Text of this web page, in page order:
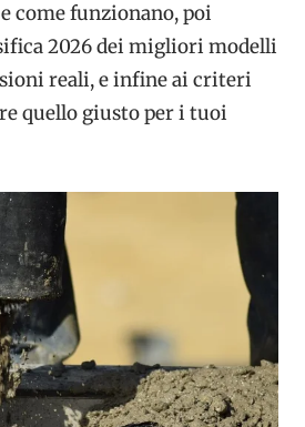
come funzionano, poi
2026 dei migliori modelli
reali, e infine ai criteri
quello giusto per i tuoi